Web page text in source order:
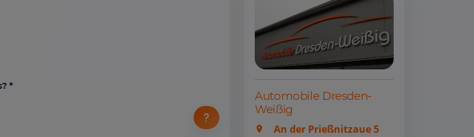
Automobile Dresden-
Weißig
An der Prießnitzaue 5
*